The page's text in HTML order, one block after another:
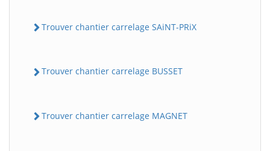
Trouver chantier carrelage SAiNT-PRiX
Trouver chantier carrelage BUSSET
Trouver chantier carrelage MAGNET